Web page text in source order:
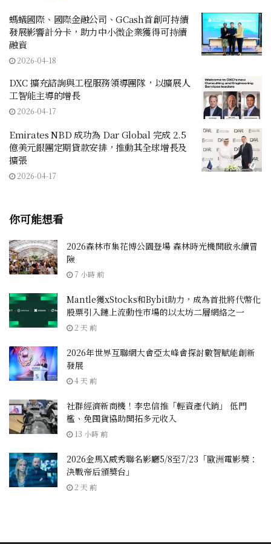
螞蟻國際、國際金融公司、GCash首創可持續
發展影響計分卡，助力中小微企業獲得可持續
融資
2026-04-18
DXC 擴充諮詢與工程服務領導團隊，以擴展人
工智能主導的增長
2026-04-17
Emirates NBD 成功為 Dar Global 完成 2.5
億美元銀團定期貸款安排，推動其全球增長及
擴張
2026-04-17
你可能想看
2026森林市集花博公園登場 森林時光機開啟永續冒
險
7 小時 前
Mantle獲xStocks和Bybit助力，成為首批將代幣化
股票引入鏈上流動性市場的以太坊二層網絡之一
2 天 前
2026年世界互聯網大會亞太峰會探討數智賦能創新
發展
4 天 前
社群經濟新商機！李忠信推「輕資產代銷」 低門
檻、免囤貨協助開拓多元收入
13 小時 前
2026金馬X威秀聯名影廳5/8至7/23「歐洲電影獎：
決戰帝后頒獎台」
2 天 前